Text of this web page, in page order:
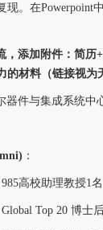
现。在Powerpoint
，添加附件：简历
的材料（链接视为
器件与集成系统中
：
高校助理教授1名
Top 20 博士